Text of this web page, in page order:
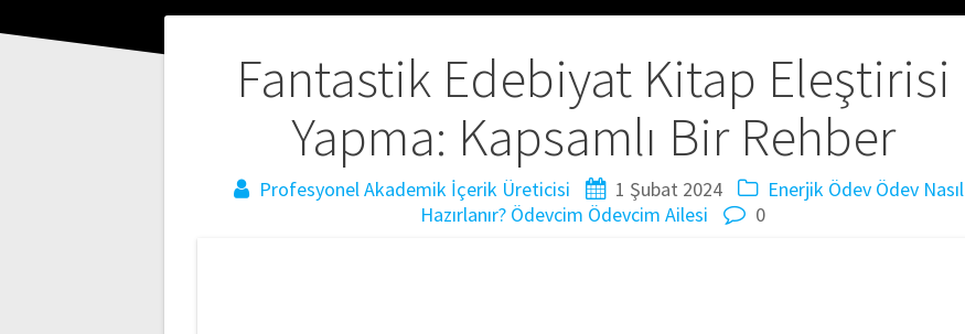
Fantastik Edebiyat Kitap Eleştirisi
Yapma: Kapsamlı Bir Rehber
Profesyonel Akademik İçerik Üreticisi 1 Şubat 2024 Enerjik Ödev Ödev Nasıl
Hazırlanır? Ödevcim Ödevcim Ailesi 0
Yazı
gezinmesi